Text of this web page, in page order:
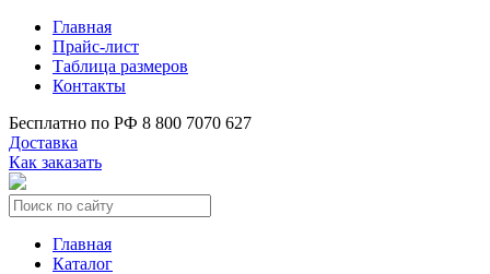
Главная
Прайс-лист
Таблица размеров
Контакты
Бесплатно по РФ 8 800 7070 627
Доставка
Как заказать
Главная
Каталог